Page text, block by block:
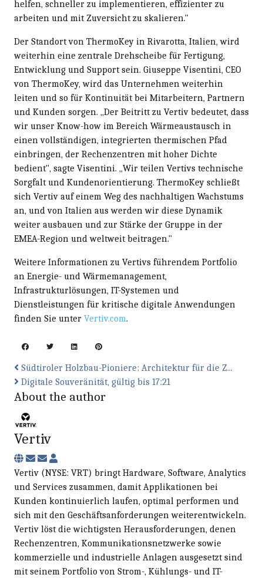
helfen, schneller zu implementieren, effizienter zu
arbeiten und mit Zuversicht zu skalieren."
Der Standort von ThermoKey in Rivarotta, Italien, wird
weiterhin eine zentrale Drehscheibe für Fertigung,
Entwicklung und Support sein. Giuseppe Visentini, CEO
von ThermoKey, wird das Unternehmen weiterhin
leiten und so für Kontinuität bei Mitarbeitern, Partnern
und Kunden sorgen. „Der Beitritt zu Vertiv bedeutet, dass
wir unser Know-how im Bereich Wärmeaustausch in
einen vollständigen, integrierten thermischen Pfad
einbringen, der Rechenzentren mit hoher Dichte
bedient", sagte Visentini. „Wir teilen Vertivs technische
Sorgfalt und Kundenorientierung. ThermoKey schließt
sich Vertiv auf einem Weg des nachhaltigen Wachstums
an, und von Italien aus werden wir diese Dynamik
weiter ausbauen und zur Stärke der Gruppe in der
EMEA-Region und weltweit beitragen."
Weitere Informationen zu Vertivs führendem Portfolio
an Energie- und Wärmemanagement,
Infrastrukturlösungen, IT-Systemen und
Dienstleistungen für kritische digitale Anwendungen
finden Sie unter Vertiv.com.
Südtiroler Holzbau-Pioniere: Architektur für die Z...
Digitale Souveränität, gültig bis 17:21
About the author
Vertiv
Subscribe to updates from author
Unsubscribe to updates from author
Vertiv
Vertiv (NYSE: VRT) bringt Hardware, Software, Analytics
und Services zusammen, damit Applikationen bei
Kunden kontinuierlich laufen, optimal performen und
sich mit den Geschäftsanforderungen weiterentwickeln.
Vertiv löst die wichtigsten Herausforderungen, denen
Rechenzentren, Kommunikationsnetzwerke sowie
kommerzielle und industrielle Anlagen ausgesetzt sind
mit seinem Portfolio von Strom-, Kühlungs- und IT-